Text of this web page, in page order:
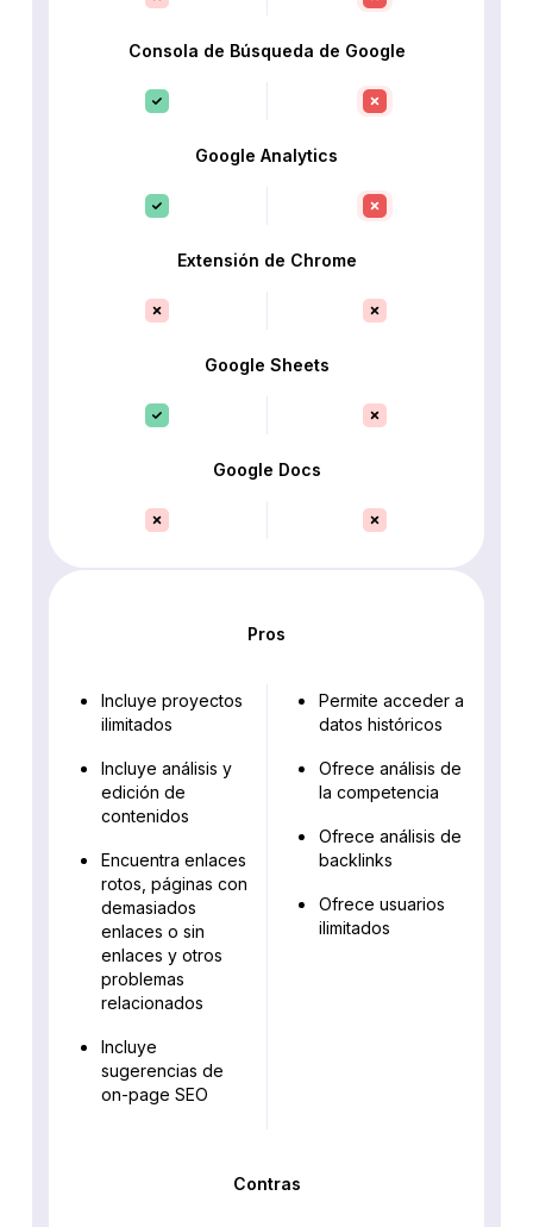
Consola de Búsqueda de Google
Google Analytics
Extensión de Chrome
Google Sheets
Google Docs
Pros
Incluye proyectos
ilimitados
Incluye análisis y
edición de
contenidos
Encuentra enlaces
rotos, páginas con
demasiados
enlaces o sin
enlaces y otros
problemas
relacionados
Incluye
sugerencias de
on-page SEO
Permite acceder a
datos históricos
Ofrece análisis de
la competencia
Ofrece análisis de
backlinks
Ofrece usuarios
ilimitados
Contras